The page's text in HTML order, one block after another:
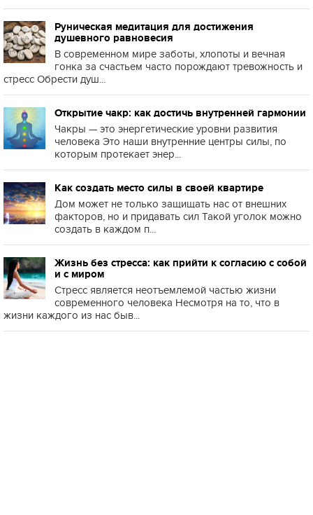
Руническая медитация для достижения
душевного равновесия
В современном мире заботы, хлопоты и вечная
гонка за счастьем часто порождают тревожность и
стресс Обрести душ...
Открытие чакр: как достичь внутренней гармонии
Чакры — это энергетические уровни развития
человека Это наши внутренние центры силы, по
которым протекает энер...
Как создать место силы в своей квартире
Дом может не только защищать нас от внешних
факторов, но и придавать сил Такой уголок можно
создать в каждом п...
Жизнь без стресса: как прийти к согласию с собой
и с миром
Стресс является неотъемлемой частью жизни
современного человека Несмотря на то, что в
жизни каждого из нас быв...